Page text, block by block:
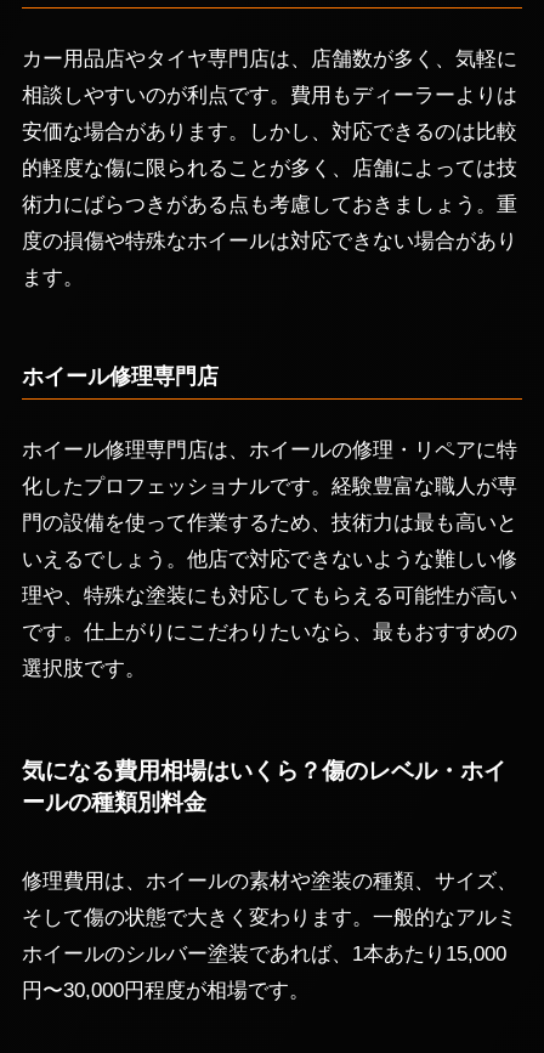
カー用品店やタイヤ専門店は、店舗数が多く、気軽に
相談しやすいのが利点です。費用もディーラーよりは
安価な場合があります。しかし、対応できるのは比較
的軽度な傷に限られることが多く、店舗によっては技
術力にばらつきがある点も考慮しておきましょう。重
度の損傷や特殊なホイールは対応できない場合があり
ます。
ホイール修理専門店
ホイール修理専門店は、ホイールの修理・リペアに特
化したプロフェッショナルです。経験豊富な職人が専
門の設備を使って作業するため、技術力は最も高いと
いえるでしょう。他店で対応できないような難しい修
理や、特殊な塗装にも対応してもらえる可能性が高い
です。仕上がりにこだわりたいなら、最もおすすめの
選択肢です。
気になる費用相場はいくら？傷のレベル・ホイ
ールの種類別料金
修理費用は、ホイールの素材や塗装の種類、サイズ、
そして傷の状態で大きく変わります。一般的なアルミ
ホイールのシルバー塗装であれば、1本あたり15,000
円〜30,000円程度が相場です。